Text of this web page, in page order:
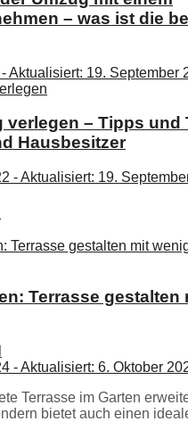
– was ist die
Aktualisiert: 19. September
verlegen – Tipps und
Hausbesitzer
- Aktualisiert: 19.
Terrasse gestalten
- Aktualisiert: 6. Oktober
Terrasse im Garten
bietet auch einen